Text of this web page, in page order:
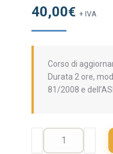
40,00€ + IVA
Corso di
Durata 2 ore,
81/2008 e
Aggiornamento
formazione